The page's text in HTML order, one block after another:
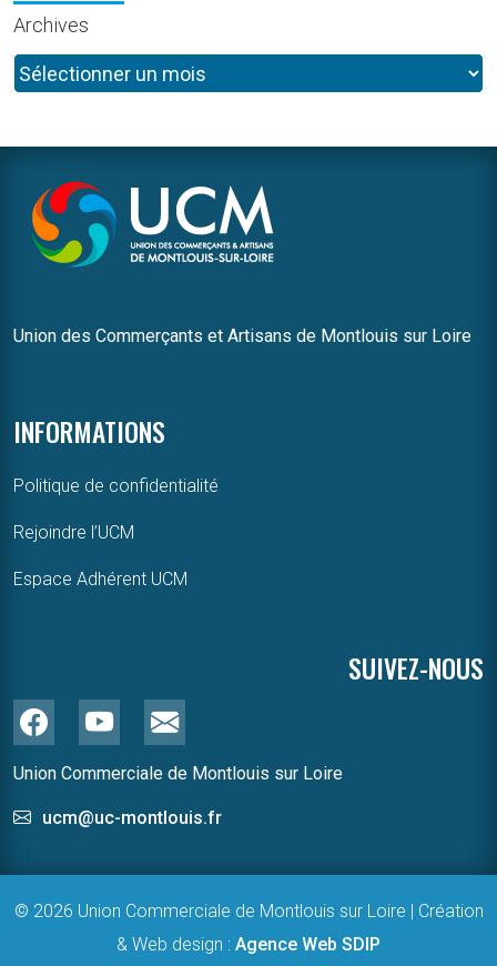
Archives
Union des Commerçants et Artisans de Montlouis sur Loire
INFORMATIONS
Politique de confidentialité
Rejoindre l’UCM
Espace Adhérent UCM
SUIVEZ-NOUS
Union Commerciale de Montlouis sur Loire
ucm@uc-montlouis.fr
© 2026 Union Commerciale de Montlouis sur Loire | Création
& Web design : Agence Web SDIP